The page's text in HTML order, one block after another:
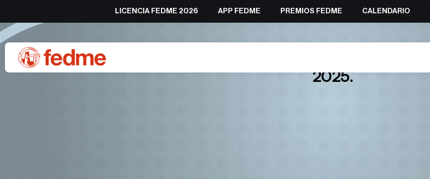
LICENCIA FEDME 2026 APP FEDME PREMIOS FEDME CALENDARIO
Propuestas senderistas de la Liga Ibérica de Senderismo
2025.